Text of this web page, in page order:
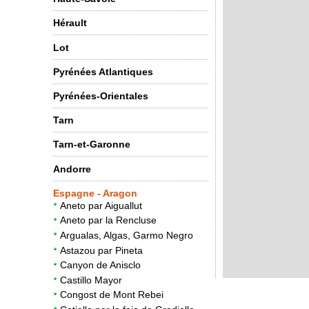
Hérault
Lot
Pyrénées Atlantiques
Pyrénées-Orientales
Tarn
Tarn-et-Garonne
Andorre
Espagne - Aragon
Aneto par Aiguallut
Aneto par la Rencluse
Argualas, Algas, Garmo Negro
Astazou par Pineta
Canyon de Anisclo
Castillo Mayor
Congost de Mont Rebei